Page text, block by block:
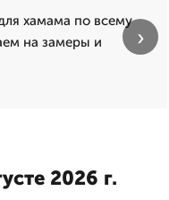
хамама по всему
на замеры и
›
2026 г.